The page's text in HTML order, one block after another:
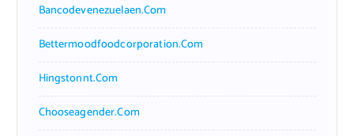
Bancodevenezuelaen.com
Bettermoodfoodcorporation.com
Hingstonnt.com
Chooseagender.com